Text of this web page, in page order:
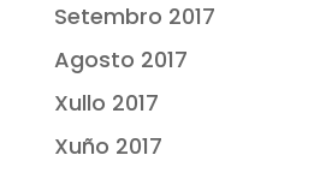
Setembro 2017
Agosto 2017
Xullo 2017
Xuño 2017